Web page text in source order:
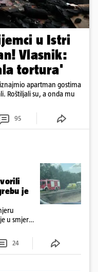
u Istri
Vlasnik:
tortura'
apartman gostima
Roštiljali su, a onda mu
95
je
u smjeru
24